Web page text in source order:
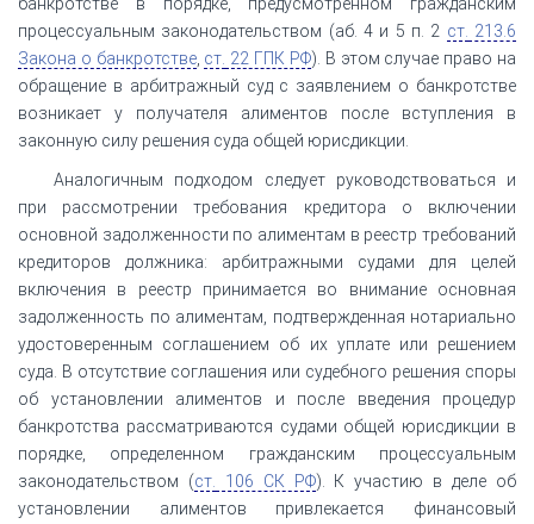
процессуальным законодательством (аб. 4 и 5 п. 2 ст. 213.6
Закона о банкротстве, ст. 22 ГПК РФ). В этом случае право на
обращение в арбитражный суд с заявлением о банкротстве
возникает у получателя алиментов после вступления в
законную силу решения суда общей юрисдикции.
Аналогичным подходом следует руководствоваться и
при рассмотрении требования кредитора о включении
основной задолженности по алиментам в реестр требований
кредиторов должника: арбитражными судами для целей
включения в реестр принимается во внимание основная
задолженность по алиментам, подтвержденная нотариально
удостоверенным соглашением об их уплате или решением
суда. В отсутствие соглашения или судебного решения споры
об установлении алиментов и после введения процедур
банкротства рассматриваются судами общей юрисдикции в
порядке, определенном гражданским процессуальным
законодательством (ст. 106 СК РФ). К участию в деле об
установлении алиментов привлекается финансовый